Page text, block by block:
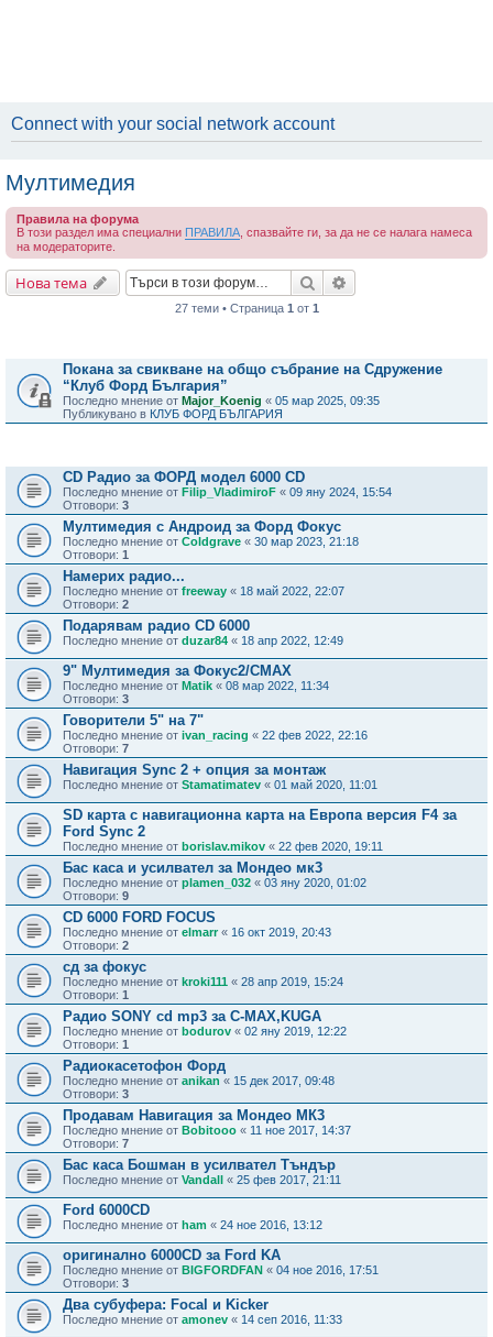
Connect with your social network account
Мултимедия
Правила на форума
В този раздел има специални ПРАВИЛА , спазвайте ги, за да не се налага намеса
на модераторите.
Нова тема Търсене
27 теми • Страница 1 от 1
Покана за свикване на общо събрание на Сдружение
“Клуб Форд България”
Последно мнение от Major_Koenig « 05 мар 2025, 09:35
Публикувано в КЛУБ ФОРД БЪЛГАРИЯ
CD Радио за ФОРД модел 6000 CD
Последно мнение от Filip_VladimiroF « 09 яну 2024, 15:54
Отговори: 3
Мултимедия с Андроид за Форд Фокус
Последно мнение от Coldgrave « 30 мар 2023, 21:18
Отговори: 1
Намерих радио...
Последно мнение от freeway « 18 май 2022, 22:07
Отговори: 2
Подарявам радио CD 6000
Последно мнение от duzar84 « 18 апр 2022, 12:49
9" Мултимедия за Фокус2/CMAX
Последно мнение от Matik « 08 мар 2022, 11:34
Отговори: 3
Говорители 5" на 7"
Последно мнение от ivan_racing « 22 фев 2022, 22:16
Отговори: 7
Навигация Sync 2 + опция за монтаж
Последно мнение от Stamatimatev « 01 май 2020, 11:01
SD карта с навигационна карта на Европа версия F4 за
Ford Sync 2
Последно мнение от borislav.mikov « 22 фев 2020, 19:11
Бас каса и усилвател за Мондео мк3
Последно мнение от plamen_032 « 03 яну 2020, 01:02
Отговори: 9
CD 6000 FORD FOCUS
Последно мнение от elmarr« 16 окт 2019, 20:43
Отговори: 2
сд за фокус
Последно мнение от kroki111 « 28 апр 2019, 15:24
Отговори: 1
Радио SONY cd mp3 за C-MAX,KUGA
Последно мнение от bodurov « 02 яну 2019, 12:22
Отговори: 1
Радиокасетофон Форд
Последно мнение от anikan « 15 дек 2017, 09:48
Отговори: 3
Продавам Навигация за Мондео МК3
Последно мнение от Bobitooo « 11 ное 2017, 14:37
Отговори: 7
Бас каса Бошман в усилвател Тъндър
Последно мнение от Vandall « 25 фев 2017, 21:11
Ford 6000CD
Последно мнение от ham « 24 ное 2016, 13:12
оригинално 6000CD за Ford KA
Последно мнение от BIGFORDFAN « 04 ное 2016, 17:51
Отговори: 3
Два субуфера: Focal и Kicker
Последно мнение от amonev « 14 сеп 2016, 11:33